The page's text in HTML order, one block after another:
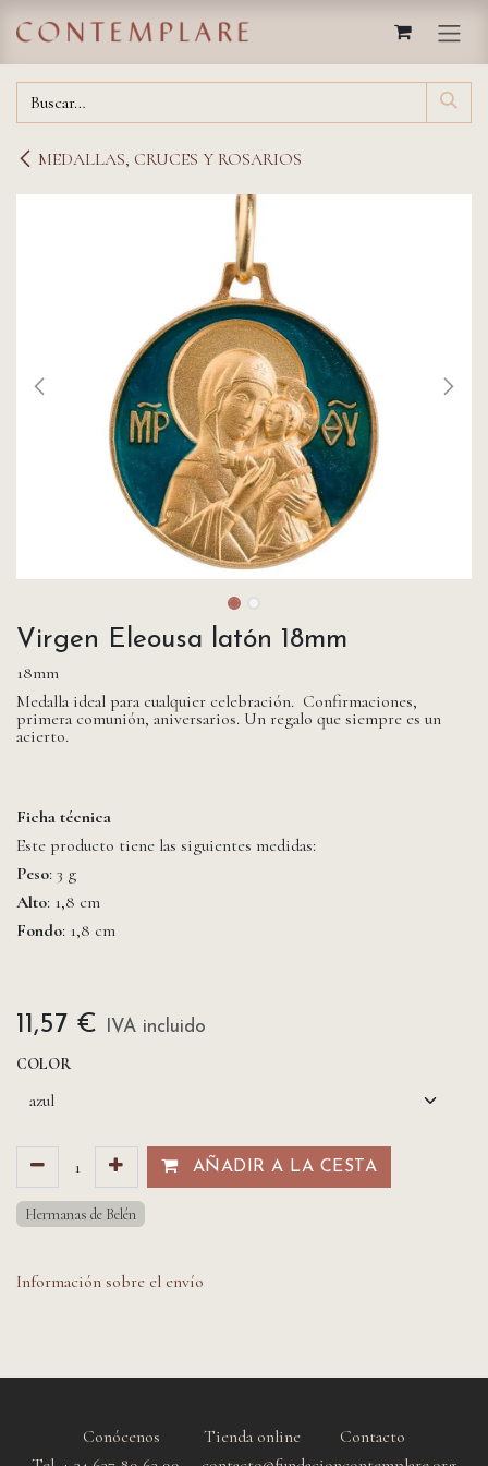
MEDALLAS, CRUCES Y ROSARIOS
Virgen Eleousa latón 18mm
18mm
Medalla ideal para cualquier celebración. Confirmaciones,
primera comunión, aniversarios. Un regalo que siempre es un
acierto.
Ficha técnica
Este producto tiene las siguientes medidas:
Peso: 3 g
Alto: 1,8 cm
Fondo: 1,8 cm
11,57 €
IVA incluido
COLOR
AÑADIR A LA CESTA​​
Hermanas de Belén
Información sobre el envío
Conócenos Tienda online
Contacto